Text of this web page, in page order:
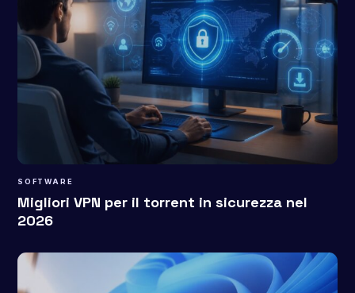
SOFTWARE
Migliori VPN per il torrent in sicurezza nel
2026